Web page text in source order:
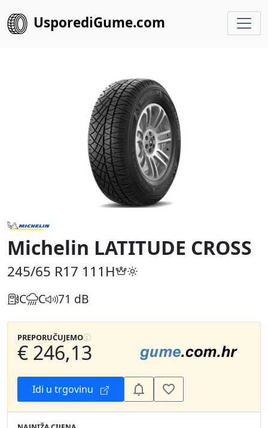
UsporediGume.com
Michelin LATITUDE CROSS
245/65 R17 111H
C C 71 dB
PREPORUČUJEMO
€ 246,13
Idi u trgovinu